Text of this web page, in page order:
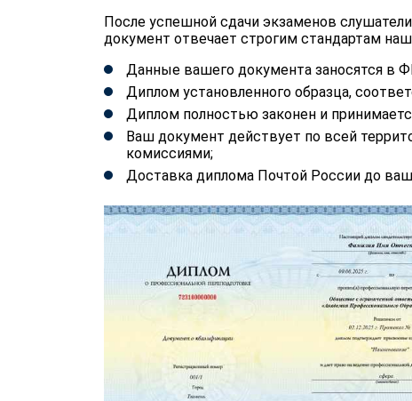
После успешной сдачи экзаменов
документ отвечает строгим стандартам
Данные вашего документа заносятся в
Диплом установленного образца,
Диплом полностью законен и
Ваш документ действует по всей
комиссиями;
Доставка диплома Почтой России до